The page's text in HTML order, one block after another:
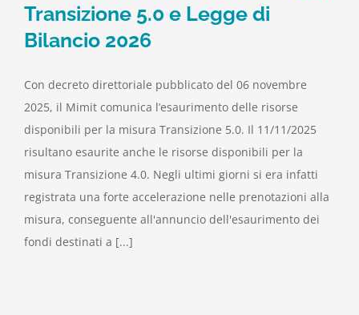
Transizione 5.0 e Legge di
Bilancio 2026
Con decreto direttoriale pubblicato del 06 novembre
2025, il Mimit comunica l’esaurimento delle risorse
disponibili per la misura Transizione 5.0. Il 11/11/2025
risultano esaurite anche le risorse disponibili per la
misura Transizione 4.0. Negli ultimi giorni si era infatti
registrata una forte accelerazione nelle prenotazioni alla
misura, conseguente all'annuncio dell'esaurimento dei
fondi destinati a [...]